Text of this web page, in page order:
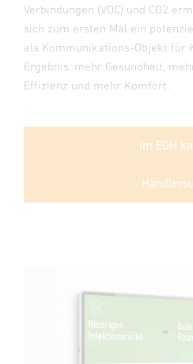
Verbindungen (VOC) und CO2
sich zum ersten Mal ein
als Kommunikations-Objekt für
Ergebnis: mehr Gesundheit,
Effizienz und mehr Komfort.
Im EGH